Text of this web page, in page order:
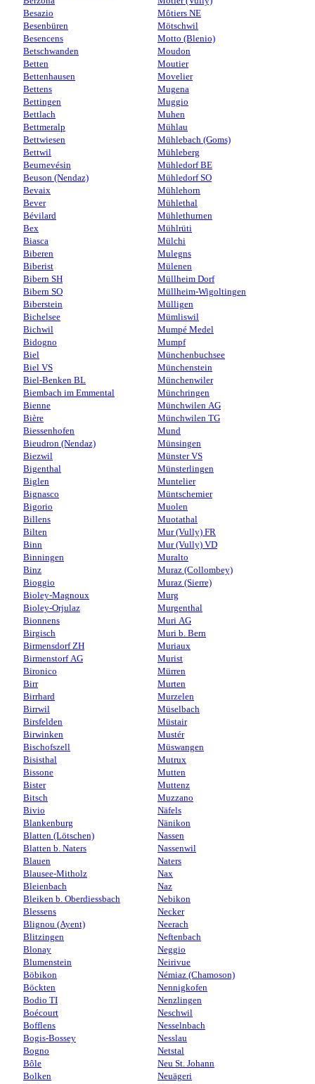
Besazio
Besenbüren
Besencens
Betschwanden
Betten
Bettenhausen
Bettens
Bettingen
Bettlach
Bettmeralp
Bettwiesen
Bettwil
Beurnevésin
Beuson (Nendaz)
Bevaix
Bever
Bévilard
Bex
Biasca
Biberen
Biberist
Bibern SH
Bibern SO
Biberstein
Bichelsee
Bichwil
Bidogno
Biel
Biel VS
Biel-Benken BL
Biembach im Emmental
Bienne
Bière
Biessenhofen
Bieudron (Nendaz)
Biezwil
Bigenthal
Biglen
Bignasco
Bigorio
Billens
Bilten
Binn
Binningen
Binz
Bioggio
Bioley-Magnoux
Bioley-Orjulaz
Bionnens
Birgisch
Birmensdorf ZH
Birmenstorf AG
Bironico
Birr
Birrhard
Birrwil
Birsfelden
Birwinken
Bischofszell
Bisisthal
Bissone
Bister
Bitsch
Bivio
Blankenburg
Blatten (Lötschen)
Blatten b. Naters
Blauen
Blausee-Mitholz
Bleienbach
Bleiken b. Oberdiessbach
Blessens
Blignou (Ayent)
Blitzingen
Blonay
Blumenstein
Böbikon
Böckten
Bodio TI
Boécourt
Bofflens
Bogis-Bossey
Bogno
Bôle
Bolken
Môtiers NE
Mötschwil
Motto (Blenio)
Moudon
Moutier
Movelier
Mugena
Muggio
Muhen
Mühlau
Mühlebach (Goms)
Mühleberg
Mühledorf BE
Mühledorf SO
Mühlehorn
Mühlethal
Mühlethurnen
Mühlrüti
Mülchi
Mulegns
Mülenen
Müllheim Dorf
Müllheim-Wigoltingen
Mülligen
Mümliswil
Mumpé Medel
Mumpf
Münchenbuchsee
Münchenstein
Münchenwiler
Münchringen
Münchwilen AG
Münchwilen TG
Mund
Münsingen
Münster VS
Münsterlingen
Muntelier
Müntschemier
Muolen
Muotathal
Mur (Vully) FR
Mur (Vully) VD
Muralto
Muraz (Collombey)
Muraz (Sierre)
Murg
Murgenthal
Muri AG
Muri b. Bern
Muriaux
Murist
Mürren
Murten
Murzelen
Müselbach
Müstair
Mustér
Müswangen
Mutrux
Mutten
Muttenz
Muzzano
Näfels
Nänikon
Nassen
Nassenwil
Naters
Nax
Naz
Nebikon
Necker
Neerach
Neftenbach
Neggio
Neirivue
Némiaz (Chamoson)
Nennigkofen
Nenzlingen
Neschwil
Nesselnbach
Nesslau
Netstal
Neu St. Johann
Neuägeri